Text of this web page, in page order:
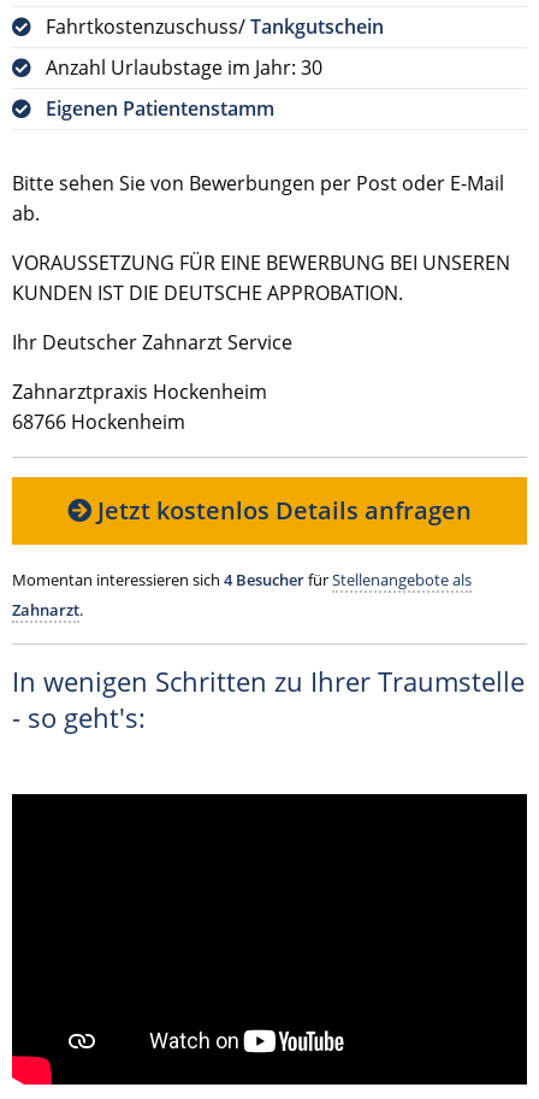
Fahrtkostenzuschuss/Tankgutschein
Anzahl Urlaubstage im Jahr: 30
Eigenen Patientenstamm
Bitte sehen Sie von Bewerbungen per Post oder E-Mail
ab.
VORAUSSETZUNG FÜR EINE BEWERBUNG BEI UNSEREN
KUNDEN IST DIE DEUTSCHE APPROBATION.
Ihr Deutscher Zahnarzt Service
Zahnarztpraxis Hockenheim
68766 Hockenheim
Jetzt kostenlos Details anfragen
Momentan interessieren sich 4 BesucherfürStellenangebote als
Zahnarzt.
In wenigen Schritten zu Ihrer Traumstelle
- so geht's: